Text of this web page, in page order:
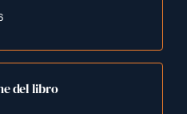
del libro